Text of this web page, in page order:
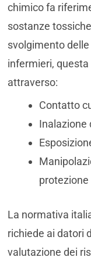
chimico fa
sostanze
svolgimento
infermieri,
attraverso:
Contatto
Inalazione
protezione
La normativa
richiede ai datori
valutazione dei